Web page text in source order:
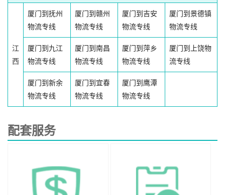
江
西
厦门到抚州
物流专线
厦门到赣州
物流专线
厦门到吉安
物流专线
厦门到景德镇
物流专线
厦门到九江
物流专线
厦门到南昌
物流专线
厦门到萍乡
物流专线
厦门到上饶物
流专线
厦门到新余
物流专线
厦门到宜春
物流专线
厦门到鹰潭
物流专线
配套服务